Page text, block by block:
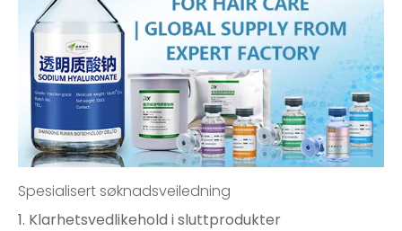
Spesialisert søknadsveiledning
1. Klarhetsvedlikehold i sluttprodukter